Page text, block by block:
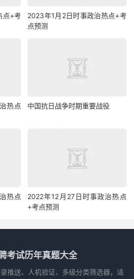
点+考
2023年1月2日时事政治热点+考
点预测
热点
中国抗日战争时期重要战役
热点
2022年12月27日时事政治热点
+考点预测
考试历年真题大全
推送、人机验证、多级分类筛选器，适